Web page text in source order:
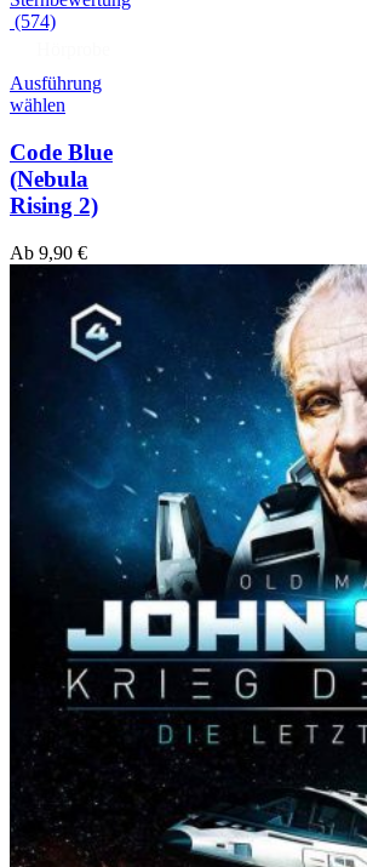
(574)
Ausführung
wählen
Code Blue
(Nebula
Rising 2)
Ab 9,90 €